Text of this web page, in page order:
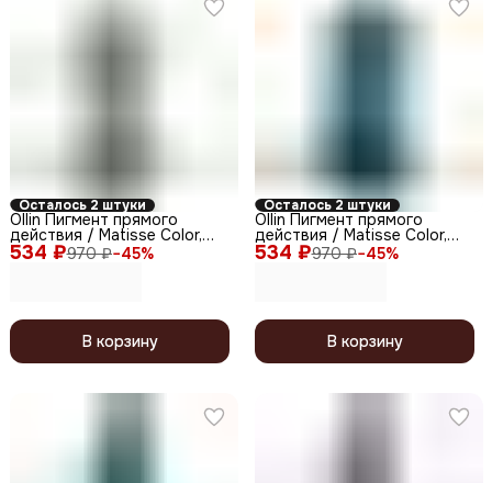
Осталось 2 штуки
534 ₽970 ₽−45%
Ollin Пигмент прямого
действия / Matisse Color,
cерый, 100 мл
В корзину
Осталось 2 штуки
534 ₽970 ₽−45%
Ollin Пигмент прямого
действия / Matisse Color,
аквамарин, 100 мл
В корзину